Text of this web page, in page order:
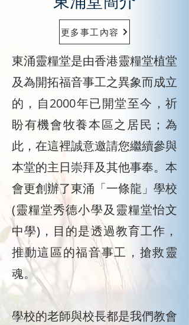
更多事工內容
東涌靈糧堂是由香港靈糧堂植堂
及為開拓福音事工之異象而成立
的，自2000年已開堂至今，祈
盼有機會牧養本區之居民；為
此，在這裡誠意邀請您繼續參與
本堂的主日崇拜及其他事奉。本
會更創辦了東涌「一條龍」學校
(靈糧堂秀德小學及靈糧堂怡文
中學)，目的是透過教育工作，
推動這區的福音事工，搶救靈
魂。
學校的老師與校長都是我們教會